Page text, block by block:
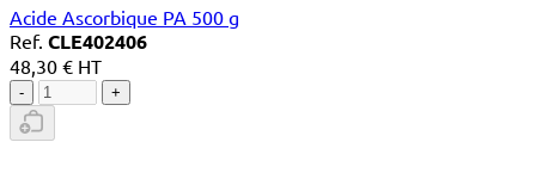
Acide Ascorbique PA 500 g
Ref. CLE402406
48,30 € HT
- +